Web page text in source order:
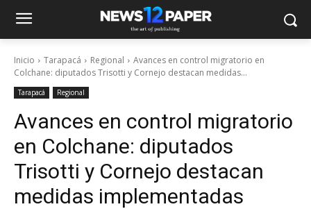
Inicio Tarapacá Regional
Avances en control migratorio en
Colchane: diputados Trisotti y Cornejo destacan medidas...
Tarapacá Regional
Avances en control migratorio
en Colchane: diputados
Trisotti y Cornejo destacan
medidas implementadas